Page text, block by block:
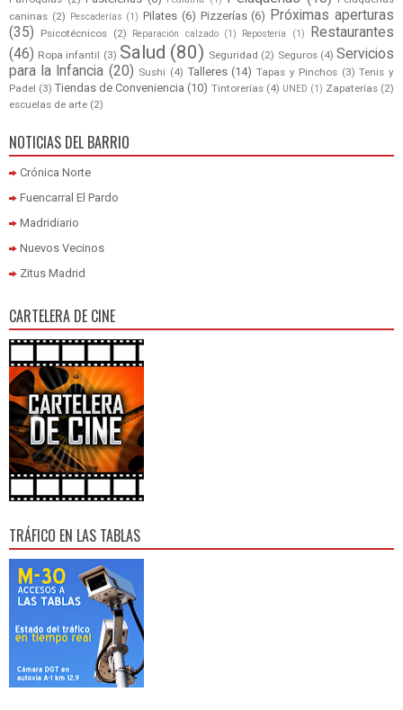
caninas (2) Pescaderías (1) Pilates (6) Pizzerías (6) Próximas aperturas
(35)
Psicotécnicos (2) Reparación calzado (1) Repostería (1)
Restaurantes
(46) Ropa infantil (3) Salud (80) Seguridad (2) Seguros (4) Servicios
para la Infancia (20) Sushi (4) Talleres (14) Tapas y Pinchos (3) Tenis y
Padel (3) Tiendas de Conveniencia (10) Tintorerías (4) UNED (1) Zapaterías (2)
escuelas de arte (2)
NOTICIAS DEL BARRIO
Crónica Norte
Fuencarral El Pardo
Madridiario
Nuevos Vecinos
Zitus Madrid
CARTELERA DE CINE
TRÁFICO EN LAS TABLAS